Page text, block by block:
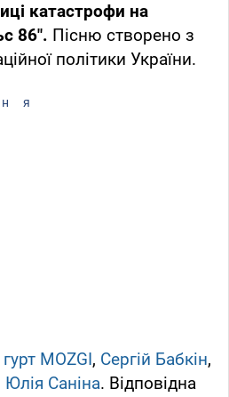
катастрофи на
86". Пісню створено з
політики України.
гурт MOZGI, Сергій Бабкін,
Юлія Саніна. Відповідна